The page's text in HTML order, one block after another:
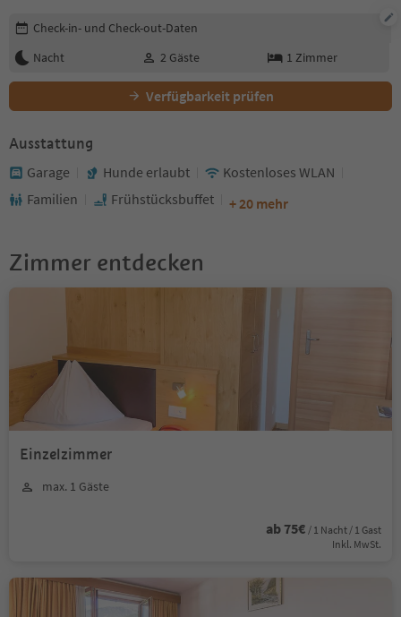
Buchungsdetails bearbeiten
Check-in- und Check-out-Daten
Nacht
2 Gäste 1 Zimmer
Verfügbarkeit prüfen
Ausstattung
Garage Hunde erlaubt
Kostenloses WLAN
Familien
Frühstücksbuffet + 20 mehr
Zimmer entdecken
Einzelzimmer
max. 1 Gäste
ab 75€ / 1 Nacht / 1 Gast
Inkl. MwSt.